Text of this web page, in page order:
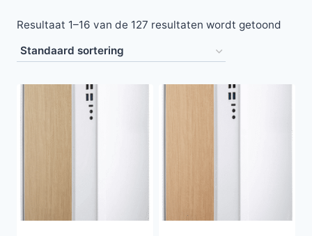
Resultaat 1–16 van de 127 resultaten wordt getoond